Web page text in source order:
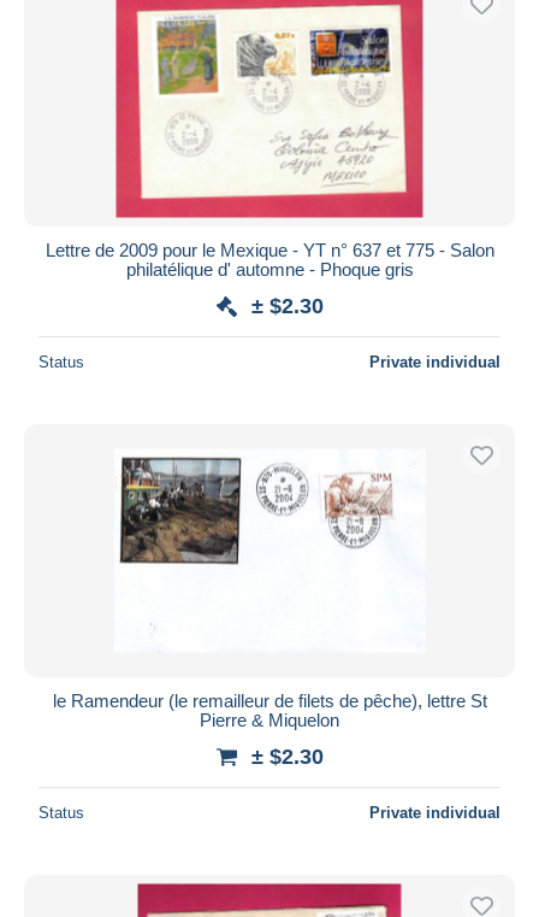
Lettre de 2009 pour le Mexique - YT n° 637 et 775 - Salon
philatélique d' automne - Phoque gris
± $2.30
Status Private individual
le Ramendeur (le remailleur de filets de pêche), lettre St
Pierre & Miquelon
± $2.30
Status Private individual